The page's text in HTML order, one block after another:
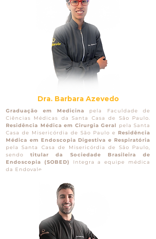
Dra. Barbara Azevedo
Graduação em Medicina pela Faculdade de
Ciências Médicas da Santa Casa de São Paulo.
Residência Médica em Cirurgia Geral pela Santa
Casa de Misericórdia de São Paulo e Residência
Médica em Endoscopia Digestiva e Respiratória
pela Santa Casa de Misericórdia de São Paulo,
sendotitular da Sociedade Brasileira de
Endoscopia (SOBED)
Integra a equipe médica
da Endovale.